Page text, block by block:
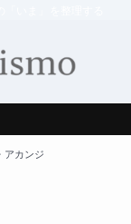
アカンジ